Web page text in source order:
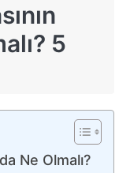
5
Ne Olmalı?